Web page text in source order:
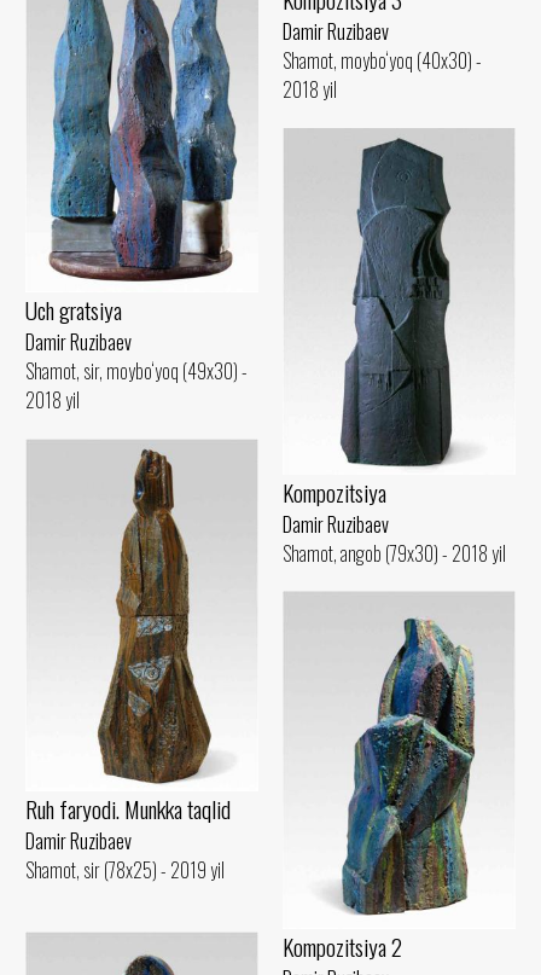
Damir Ruzibaev
Shamot, moybo‘yoq (40x30) -
2018 yil
Uch gratsiya
Damir Ruzibaev
Shamot, sir, moybo‘yoq (49x30) -
2018 yil
Kompozitsiya
Damir Ruzibaev
Shamot, angob (79x30) - 2018 yil
Ruh faryodi. Munkka taqlid
Damir Ruzibaev
Shamot, sir (78x25) - 2019 yil
Kompozitsiya 2